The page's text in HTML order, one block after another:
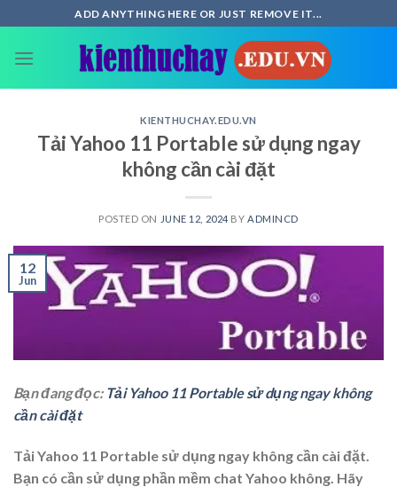
to
content
ADD ANYTHING HERE OR JUST REMOVE IT...
KIENTHUCHAY.EDU.VN
Tải Yahoo 11 Portable sử dụng ngay
không cần cài đặt
POSTED ON JUNE 12, 2024 BY ADMINCD
12
Jun
Bạn đang đọc: Tải Yahoo 11 Portable sử dụng ngay không
cần cài đặt
Tải Yahoo 11 Portable sử dụng ngay không cần cài đặt.
Bạn có cần sử dụng phần mềm chat Yahoo không. Hãy